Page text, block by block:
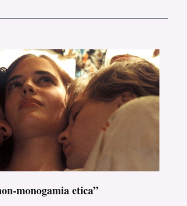
monogamia etica”